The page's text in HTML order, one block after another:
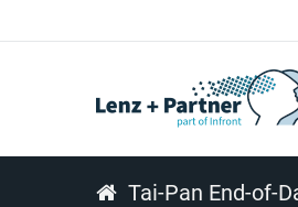
Tai-Pan End-of-